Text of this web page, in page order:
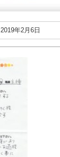
2019年2月6日